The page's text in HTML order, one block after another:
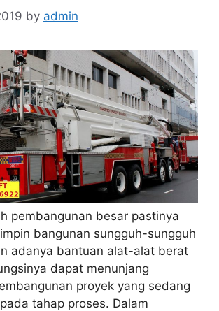
by admin
pembangunan besar pastinya
bangunan sungguh-sungguh
adanya bantuan alat-alat berat
dapat menunjang
proyek yang sedang
tahap proses. Dalam